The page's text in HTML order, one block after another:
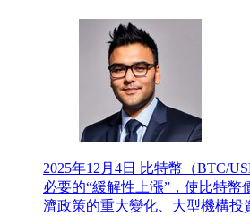
2025年12月4日 比特幣（BTC/
必要的“緩解性上漲”，使比特
濟政策的重大變化、大型機構